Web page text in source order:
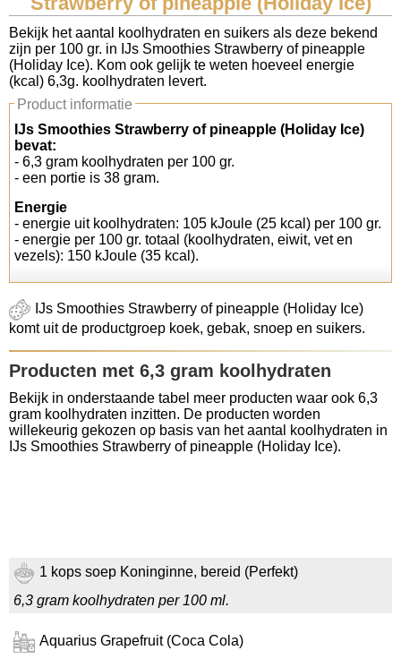
Koolhydraten tellen
Links
Bekijk het aantal koolhydraten en suikers als deze bekend
zijn per 100 gr. in IJs Smoothies Strawberry of pineapple
(Holiday Ice). Kom ook gelijk te weten hoeveel energie
(kcal) 6,3g. koolhydraten levert.
Product informatie
IJs Smoothies Strawberry of pineapple (Holiday Ice)
bevat:
- 6,3 gram koolhydraten per 100 gr.
- een portie is 38 gram.
Energie
- energie uit koolhydraten: 105 kJoule (25 kcal) per 100 gr.
- energie per 100 gr. totaal (koolhydraten, eiwit, vet en
vezels): 150 kJoule (35 kcal).
IJs Smoothies Strawberry of pineapple (Holiday Ice)
komt uit de productgroep koek, gebak, snoep en suikers.
Producten met 6,3 gram koolhydraten
Bekijk in onderstaande tabel meer producten waar ook 6,3
gram koolhydraten inzitten. De producten worden
willekeurig gekozen op basis van het aantal koolhydraten in
IJs Smoothies Strawberry of pineapple (Holiday Ice).
1 kops soep Koninginne, bereid (Perfekt)
6,3 gram koolhydraten per 100 ml.
Aquarius Grapefruit (Coca Cola)